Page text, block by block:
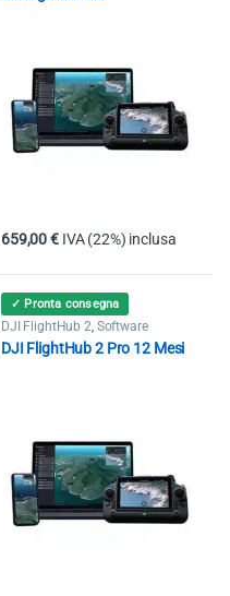
659,00€ IVA (22%) inclusa
✓ Pronta consegna
DJI FlightHub 2, Software
DJI FlightHub 2 Pro 12 Mesi